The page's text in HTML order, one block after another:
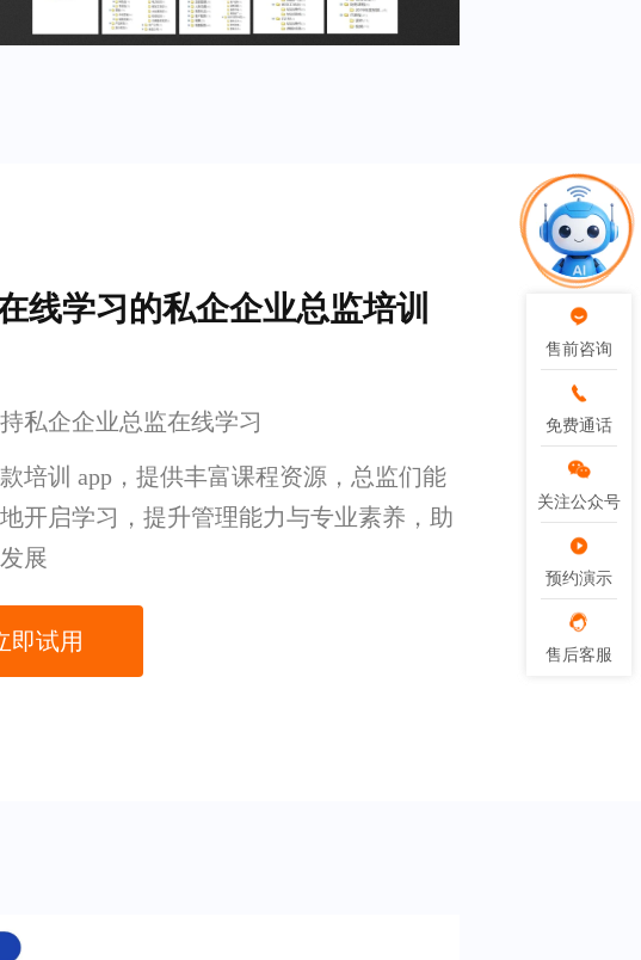
售前咨询
免费通话
关注公众号
预约演示
售后客服
线学习的私企企业总监培训
私企企业总监在线学习
培训 app，提供丰富课程资源，总监们能
开启学习，提升管理能力与专业素养，助
展
即试用
售前咨询
免费通话
关注公众号
预约演示
售后客服